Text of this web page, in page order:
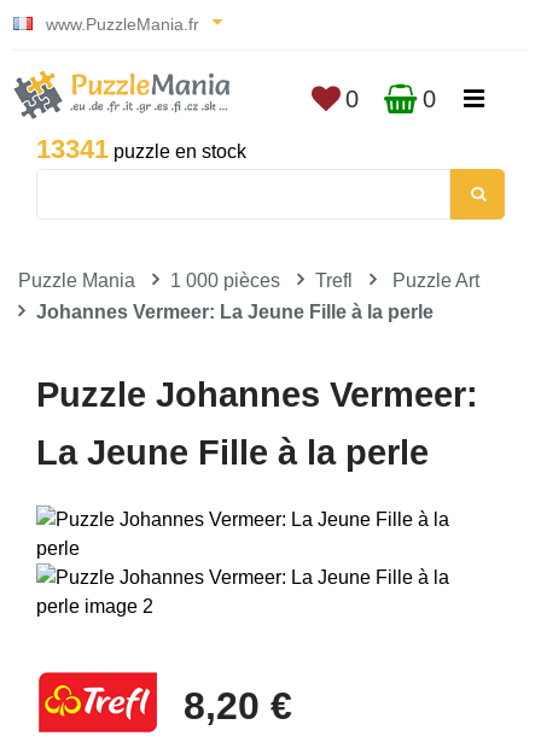
www.PuzzleMania.fr
13341 puzzle en stock
0 0
Puzzle Mania 1 000 pièces Trefl
Puzzle Art
Johannes Vermeer: La Jeune Fille à la perle
Puzzle Johannes Vermeer:
La Jeune Fille à la perle
8,20 €